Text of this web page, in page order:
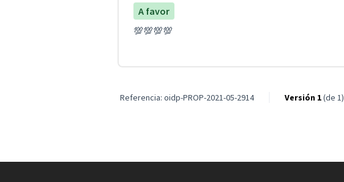
A favor
💯💯💯💯
Referencia: oidp-PROP-2021-05-2914 Versión 1(de 1)